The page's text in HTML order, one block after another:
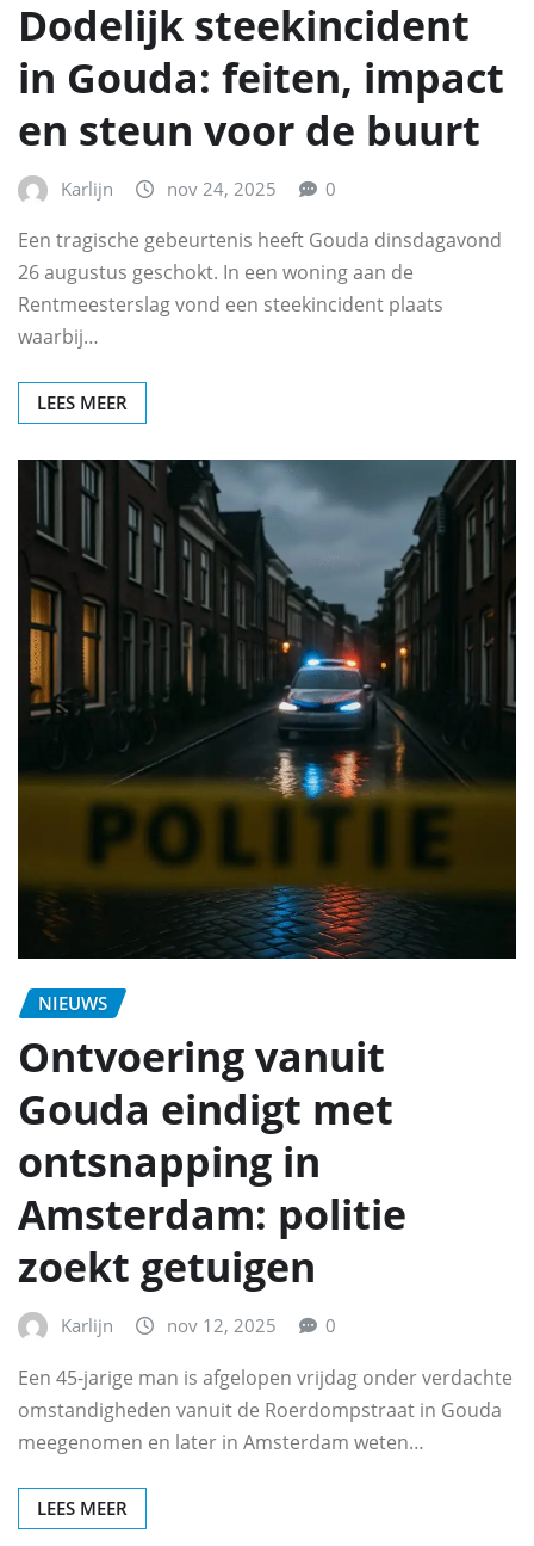
Dodelijk steekincident
in Gouda: feiten, impact
en steun voor de buurt
Karlijn nov 24, 2025 0
Een tragische gebeurtenis heeft Gouda dinsdagavond
26 augustus geschokt. In een woning aan de
Rentmeesterslag vond een steekincident plaats
waarbij…
LEES MEER
NIEUWS
Ontvoering vanuit
Gouda eindigt met
ontsnapping in
Amsterdam: politie
zoekt getuigen
Karlijn nov 12, 2025 0
Een 45-jarige man is afgelopen vrijdag onder verdachte
omstandigheden vanuit de Roerdompstraat in Gouda
meegenomen en later in Amsterdam weten…
LEES MEER